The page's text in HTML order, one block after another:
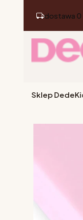
dostawa 0
Sklep